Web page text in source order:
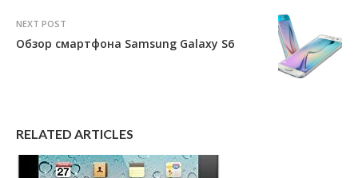
NEXT POST
Обзор смартфона Samsung Galaxy S6
RELATED ARTICLES